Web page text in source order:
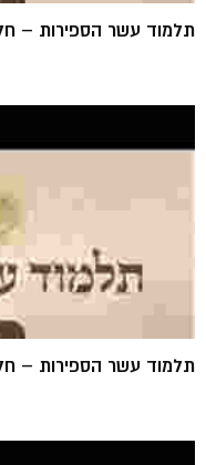
תלמוד עשר הספירות – חלק א׳
תלמוד עשר הספירות – חלק א׳